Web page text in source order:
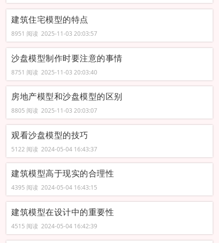
建筑住宅模型的特点
8951 阅读 2025-11-03 20:03:57
沙盘模型制作时要注意的事情
8751 阅读 2025-11-03 20:03:40
房地产模型和沙盘模型的区别
8805 阅读 2025-11-03 20:03:07
观看沙盘模型的技巧
5122 阅读 2024-05-04 16:43:37
建筑模型高于现实的合理性
4395 阅读 2024-05-04 16:43:15
建筑模型在设计中的重要性
4515 阅读 2024-05-04 16:42:39